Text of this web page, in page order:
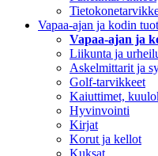
Vapaa-ajan ja kodin
Vapaa-ajan ja
Liikunta ja
Askelmittarit ja
Golf-tarvikkeet
Kaiuttimet,
Hyvinvointi
Kirjat
Korut ja kellot
Kuksat